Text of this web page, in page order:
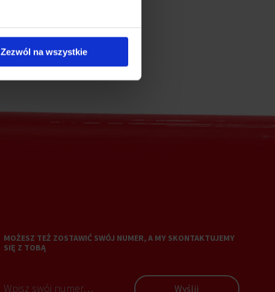
Zezwól na wszystkie
MOŻESZ TEŻ ZOSTAWIĆ SWÓJ NUMER, A MY SKONTAKTUJEMY
SIĘ Z TOBĄ
Wyślij